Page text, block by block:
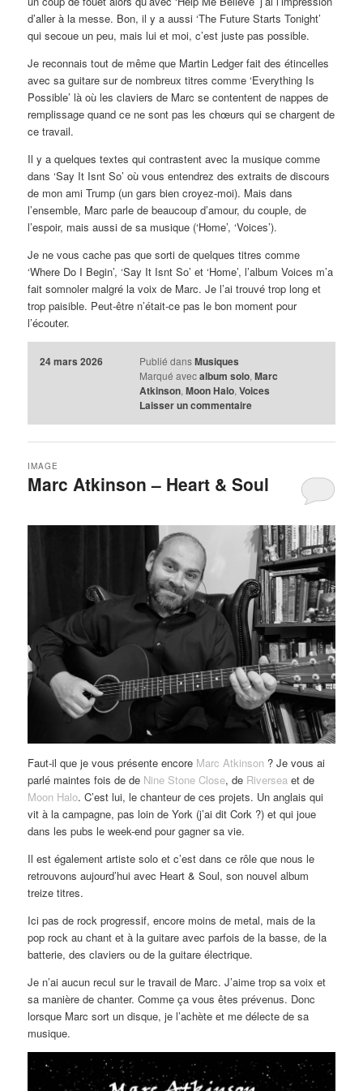
d’aller à la messe. Bon, il y a aussi ‘The Future Starts Tonight’
qui secoue un peu, mais lui et moi, c’est juste pas possible.
Je reconnais tout de même que Martin Ledger fait des étincelles
avec sa guitare sur de nombreux titres comme ‘Everything Is
Possible’ là où les claviers de Marc se contentent de nappes de
remplissage quand ce ne sont pas les chœurs qui se chargent de
ce travail.
Il y a quelques textes qui contrastent avec la musique comme
dans ‘Say It Isnt So’ où vous entendrez des extraits de discours
de mon ami Trump (un gars bien croyez-moi). Mais dans
l’ensemble, Marc parle de beaucoup d’amour, du couple, de
l’espoir, mais aussi de sa musique (‘Home’, ‘Voices’).
Je ne vous cache pas que sorti de quelques titres comme
‘Where Do I Begin’, ‘Say It Isnt So’ et ‘Home’, l’album Voices m’a
fait somnoler malgré la voix de Marc. Je l’ai trouvé trop long et
trop paisible. Peut-être n’était-ce pas le bon moment pour
l’écouter.
24 mars 2026 Publié dans Musiques
Marqué avec album solo, Marc
Atkinson, Moon Halo, Voices
Laisser un commentaire
Marc Atkinson – Heart & Soul
IMAGE
Faut-il que je vous présente encore Marc Atkinson ? Je vous ai
parlé maintes fois de de Nine Stone Close, de Riversea et de
Moon Halo. C’est lui, le chanteur de ces projets. Un anglais qui
vit à la campagne, pas loin de York (j’ai dit Cork ?) et qui joue
dans les pubs le week-end pour gagner sa vie.
Il est également artiste solo et c’est dans ce rôle que nous le
retrouvons aujourd’hui avec Heart & Soul, son nouvel album
treize titres.
Ici pas de rock progressif, encore moins de metal, mais de la
pop rock au chant et à la guitare avec parfois de la basse, de la
batterie, des claviers ou de la guitare électrique.
Je n’ai aucun recul sur le travail de Marc. J’aime trop sa voix et
sa manière de chanter. Comme ça vous êtes prévenus. Donc
lorsque Marc sort un disque, je l’achète et me délecte de sa
musique.